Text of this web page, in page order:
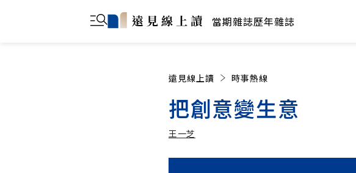
當期雜誌歷年雜誌
遠見線上讀 時事熱線
把創意變生意
王一芝